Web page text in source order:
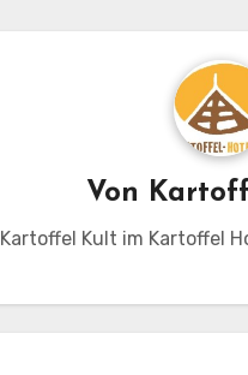
Von
Kartoffel Kult im Kartoffel